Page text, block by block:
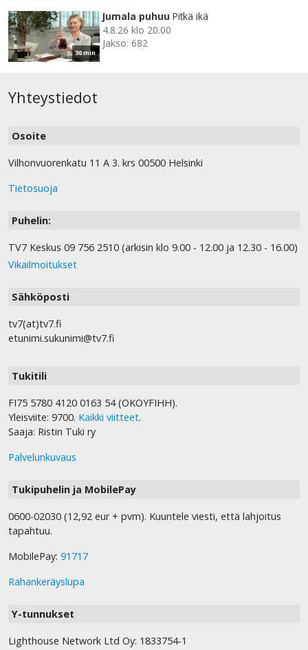
30 min
Jumala puhuu Pitkä ikä
4.8.26 klo 20.00
Jakso: 682
Yhteystiedot
Osoite
Vilhonvuorenkatu 11 A 3. krs 00500 Helsinki
Tietosuoja
Puhelin:
TV7 Keskus 09 756 2510 (arkisin klo 9.00 - 12.00 ja 12.30 - 16.00)
Vikailmoitukset
Sähköposti
tv7(at)tv7.fi
etunimi.sukunimi@tv7.fi
Tukitili
FI75 5780 4120 0163 54 (OKOYFIHH).
Yleisviite: 9700. Kaikki viitteet.
Saaja: Ristin Tuki ry
Palvelunkuvaus
Tukipuhelin ja MobilePay
0600-02030 (12,92 eur + pvm). Kuuntele viesti, että lahjoitus
tapahtuu.
MobilePay: 91717
Rahankeräyslupa
Y-tunnukset
Lighthouse Network Ltd Oy: 1833754-1